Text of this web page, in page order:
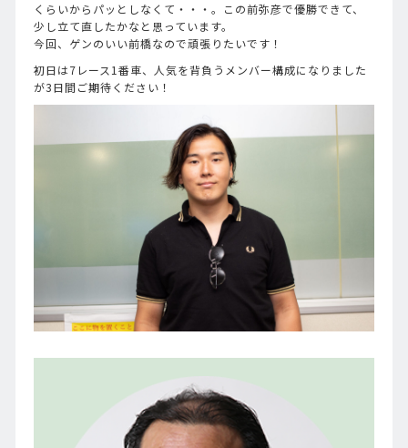
くらいからパッとしなくて・・・。この前弥彦で優勝できて、
少し立て直したかなと思っています。
今回、ゲンのいい前橋なので頑張りたいです！
初日は7レース1番車、人気を背負うメンバー構成になりました
が3日間ご期待ください！